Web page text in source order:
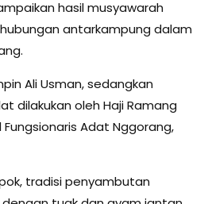
hasil musyawarah
antarkampung dalam
Ali Usman, sedangkan
dilakukan oleh Haji Ramang
Adat Nggorang,
tradisi penyambutan